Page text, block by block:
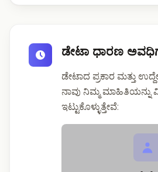
ಡೇಟಾ ಧಾರಣ
ಡೇಟಾದ ಪ್ರಕಾರ ಮತ್ತು
ನಾವು ನಿಮ್ಮ
ಇಟ್ಟುಕೊಳ್ಳುತ್ತೇವೆ: